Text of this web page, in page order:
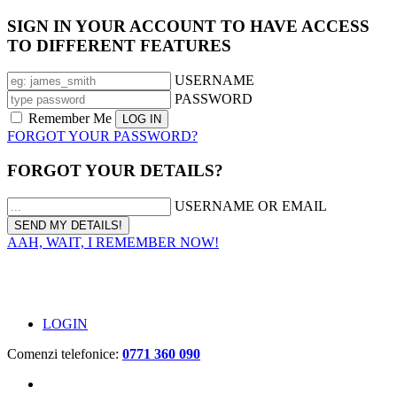
SIGN IN YOUR ACCOUNT TO HAVE ACCESS
TO DIFFERENT FEATURES
USERNAME
PASSWORD
Remember Me
FORGOT YOUR PASSWORD?
FORGOT YOUR DETAILS?
USERNAME OR EMAIL
AAH, WAIT, I REMEMBER NOW!
LOGIN
Comenzi telefonice: 0771 360 090